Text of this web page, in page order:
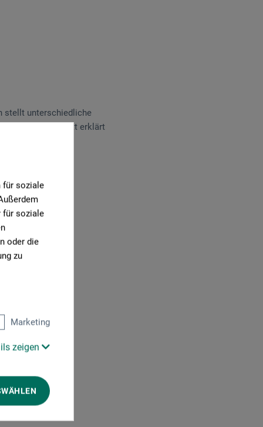
für soziale
für soziale
oder die
zu
Marketing
zeigen
stellt unterschiedliche
Schritt für Schritt erklärt